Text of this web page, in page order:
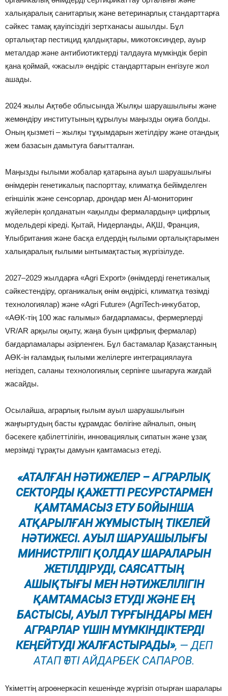
халықаралық санитарлық және ветеринарлық стандарттарға
сәйкес тамақ қауіпсіздігі зертханасы ашылды. Бұл
орталықтар пестицид қалдықтары, микотоксиндер, ауыр
металдар және антибиотиктерді талдауға мүмкіндік беріп
қана қоймай, «жасыл» өндіріс стандарттарын енгізуге жол
ашады.
2024 жылы Ақтөбе облысында Жылқы шаруашылығы және
жем­өндіру институтының құрылуы маңызды оқиға болды.
Оның қызметі – жылқы тұқымдарын жетілдіру және отандық
жем базасын дамытуға бағытталған.
Маңызды ғылыми жобалар қатарына ауыл шаруашылығы
өнімдерін генетикалық паспорттау, климатқа бейімделген
егіншілік және сенсорлар, дрондар мен AI-мониторинг
жүйелерін қолданатын «ақылды фермалардың» цифрлық
модельдері кіреді. Қытай, Нидерланды, АҚШ, Франция,
Ұлыбритания және басқа елдердің ғылыми орталықтарымен
халықаралық ғылыми ынтымақтастық жүргізілуде.
2027–2029 жылдарға «Agri Export» (өнімдерді генетикалық
сәйкестендіру, органикалық өнім өндірісі, климатқа төзімді
технологиялар) және «Agri Future» (AgriTech-инкубатор,
«АӨК-тің 100 жас ғалымы» бағдарламасы, фермерлерді
VR/AR арқылы оқыту, жаңа буын цифрлық фермалар)
бағдарламалары әзірленген. Бұл бастамалар Қазақстанның
АӨК-ін ғаламдық ғылыми желілерге интеграциялауға
негіздеп, саланы технологиялық серпінге шығаруға жағдай
жасайды.
Осылайша, аграрлық ғылым ауыл шаруашылығын
жаңғыртудың басты құрамдас бөлігіне айналып, оның
бәсекеге қабілеттілігін, инновациялық сипатын және ұзақ
мерзімді тұрақты дамуын қамтамасыз етеді.
«АТАЛҒАН НӘТИЖЕЛЕР – АГРАРЛЫҚ
СЕКТОРДЫ ҚАЖЕТТІ РЕСУРСТАРМЕН
ҚАМТАМАСЫЗ ЕТУ БОЙЫНША
АТҚАРЫЛҒАН ЖҰМЫСТЫҢ ТІКЕЛЕЙ
НӘТИЖЕСІ. АУЫЛ ШАРУАШЫЛЫҒЫ
МИНИСТРЛІГІ ҚОЛДАУ ШАРАЛАРЫН
ЖЕТІЛДІРУДІ, САЯСАТТЫҢ
АШЫҚТЫҒЫ МЕН НӘТИЖЕЛІЛІГІН
ҚАМТАМАСЫЗ ЕТУДІ ЖӘНЕ ЕҢ
БАСТЫСЫ, АУЫЛ ТҰРҒЫНДАРЫ МЕН
АГРАРЛАР ҮШІН МҮМКІНДІКТЕРДІ
КЕҢЕЙТУДІ ЖАЛҒАСТЫРАДЫ», — ДЕП
АТАП ӨТТІ АЙДАРБЕК САПАРОВ.
Үкіметтің агроөнеркәсіп кешенінде жүргізіп отырған шаралары